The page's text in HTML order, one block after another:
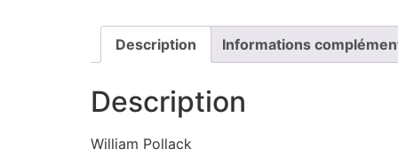
Description Informations
Description
William Pollack